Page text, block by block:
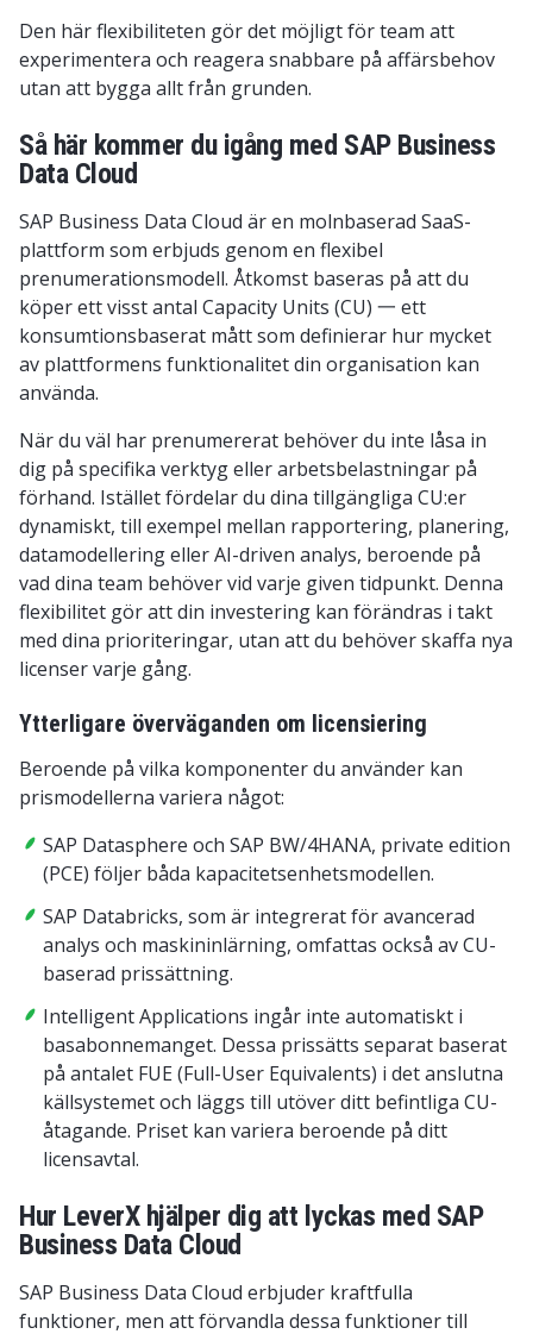
Den här flexibiliteten gör det möjligt för team att
experimentera och reagera snabbare på affärsbehov
utan att bygga allt från grunden.
Så här kommer du igång med SAP Business
Data Cloud
SAP Business Data Cloud är en molnbaserad SaaS-
plattform som erbjuds genom en flexibel
prenumerationsmodell. Åtkomst baseras på att du
köper ett visst antal Capacity Units (CU) 一 ett
konsumtionsbaserat mått som definierar hur mycket
av plattformens funktionalitet din organisation kan
använda.
När du väl har prenumererat behöver du inte låsa in
dig på specifika verktyg eller arbetsbelastningar på
förhand. Istället fördelar du dina tillgängliga CU:er
dynamiskt, till exempel mellan rapportering, planering,
datamodellering eller AI-driven analys, beroende på
vad dina team behöver vid varje given tidpunkt. Denna
flexibilitet gör att din investering kan förändras i takt
med dina prioriteringar, utan att du behöver skaffa nya
licenser varje gång.
Ytterligare överväganden om licensiering
Beroende på vilka komponenter du använder kan
prismodellerna variera något:
SAP Datasphere och SAP BW/4HANA, private edition
(PCE) följer båda kapacitetsenhetsmodellen.
SAP Databricks, som är integrerat för avancerad
analys och maskininlärning, omfattas också av CU-
baserad prissättning.
Intelligent Applications ingår inte automatiskt i
basabonnemanget. Dessa prissätts separat baserat
på antalet FUE (Full-User Equivalents) i det anslutna
källsystemet och läggs till utöver ditt befintliga CU-
åtagande. Priset kan variera beroende på ditt
licensavtal.
Hur LeverX hjälper dig att lyckas med SAP
Business Data Cloud
SAP Business Data Cloud erbjuder kraftfulla
funktioner, men att förvandla dessa funktioner till